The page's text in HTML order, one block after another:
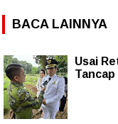
BACA LAINNYA
Usai